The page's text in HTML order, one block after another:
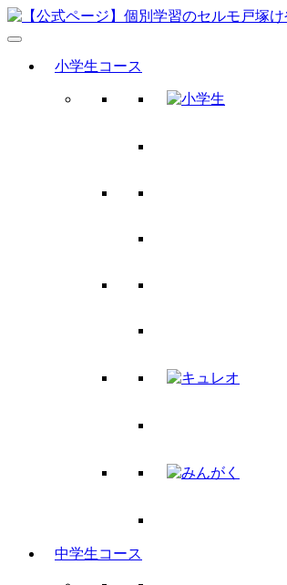
小学生コース
中学生コース